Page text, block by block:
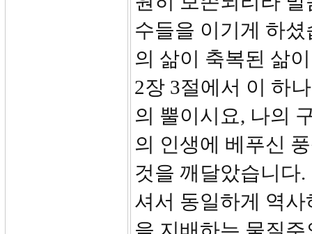
수들을 이기게 하
의 삶이 축복된 삶
2장 3절에서 이 하
의 뿔이시요, 나의
의 인생에 베푸신
것을 깨달았습니다
셔서 동일하게 역